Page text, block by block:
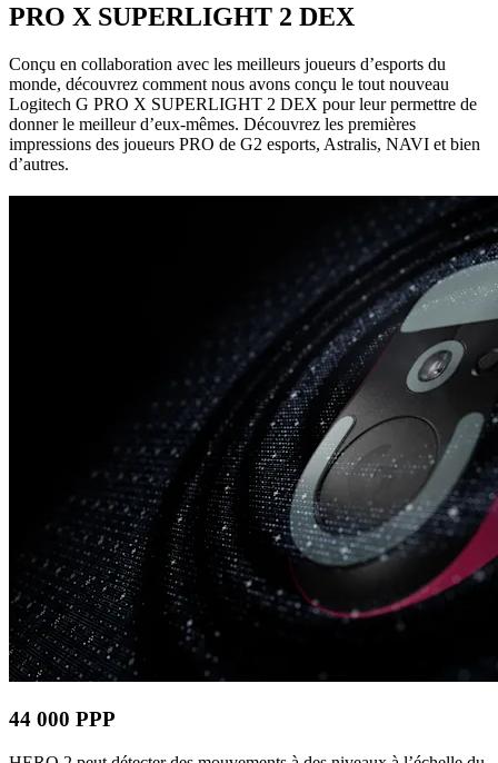
PRO X SUPERLIGHT 2 DEX
Conçu en collaboration avec les meilleurs joueurs d’esports du
monde, découvrez comment nous avons conçu le tout nouveau
Logitech G PRO X SUPERLIGHT 2 DEX pour leur permettre de
donner le meilleur d’eux-mêmes. Découvrez les premières
impressions des joueurs PRO de G2 esports, Astralis, NAVI et bien
d’autres.
44 000 PPP